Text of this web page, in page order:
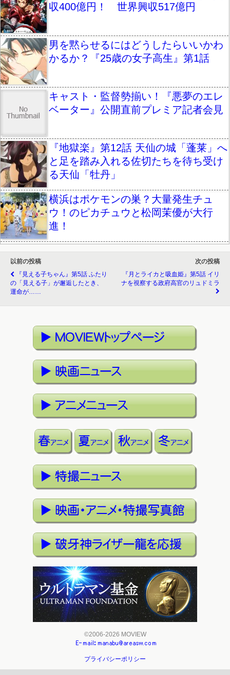
収400億円！ 世界興収517億円
男を黙らせるにはどうしたらいいかわ
かるか？『25歳の女子高生』第1話
キャスト・監督勢揃い！『悪夢のエレ
ベーター』公開直前プレミア記者会見
『地獄楽』第12話 天仙の城「蓬莱」へ
と足を踏み入れる佐切たちを待ち受け
る天仙「牡丹」
横浜はポケモンの巣？大量発生チュ
ウ！のピカチュウと松岡茉優が大行
進！
以前の投稿
『見える子ちゃん』第5話 ふたり
の「見える子」が邂逅したとき、
運命が……
次の投稿
『月とライカと吸血姫』第5話 イリ
ナを視察する政府高官のリュドミラ
©2006-2026 MOVIEW
プライバシーポリシー